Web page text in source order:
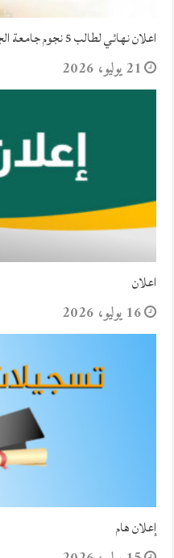
اعلان نهائي لطالب 5 نجوم جامعة الجزائر3
21 يوليو، 2026
اعلان
16 يوليو، 2026
إعلان هام